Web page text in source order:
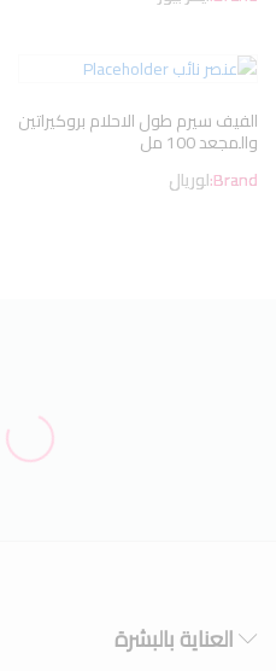
الفيف سيرم طول الاحلام بروكيراتين
والمجعد 100 مل
Brand:لوريال
العناية بالبشرة